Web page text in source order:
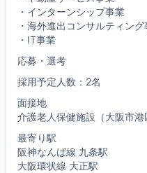
・インターンシップ事業
・海外進出コンサルティング
・IT事業
応募・選考
採用予定人数：2名
面接地
介護老人保健施設（大阪市港
最寄り駅
阪神なんば線 九条駅
大阪環状線 大正駅